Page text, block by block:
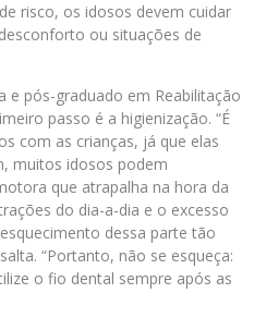
risco, os idosos devem cuidar
ou situações de
e pós-graduado em Reabilitação
passo é a higienização. “É
com as crianças, já que elas
muitos idosos podem
que atrapalha na hora da
do dia-a-dia e o excesso
dessa parte tão
“Portanto, não se esqueça:
o fio dental sempre após as